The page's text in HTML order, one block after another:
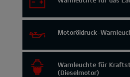
Motoröldruck-
Warnleuchte für
(Dieselmotor)